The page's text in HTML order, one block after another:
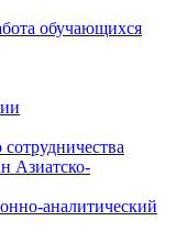
обучающихся
Азиатско-
аналитический